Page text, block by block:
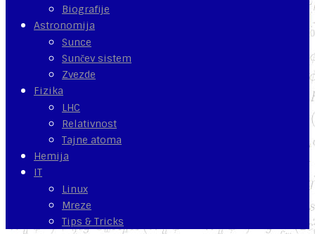
Biografije
Astronomija
Sunce
Sunčev sistem
Zvezde
Fizika
LHC
Relativnost
Tajne atoma
Hemija
IT
Linux
Mreze
Tips & Tricks